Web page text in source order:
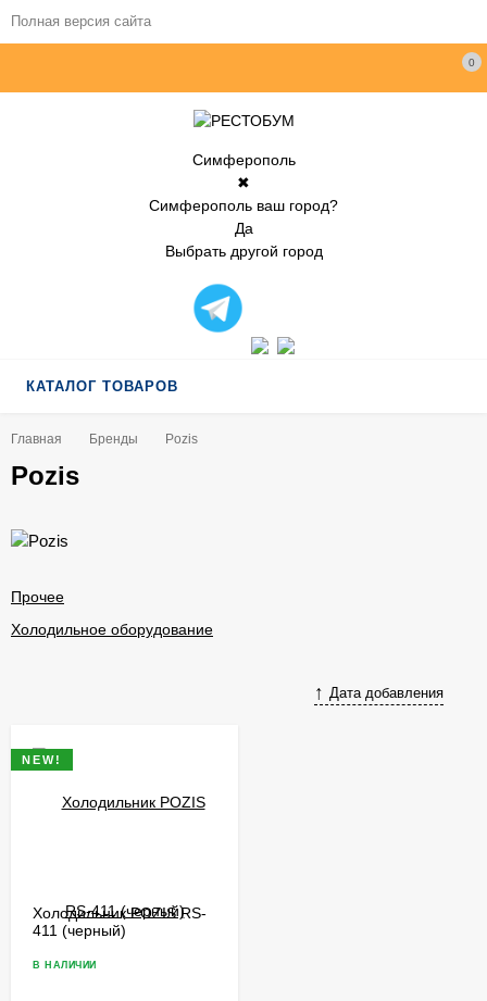
Полная версия сайта
0
Симферополь
✖
Симферополь ваш город?
Да
Выбрать другой город
КАТАЛОГ ТОВАРОВ
Главная Бренды Pozis
Pozis
Прочее
Холодильное оборудование
Дата добавления
NEW!
Холодильник POZIS RS-
411 (черный)
В НАЛИЧИИ